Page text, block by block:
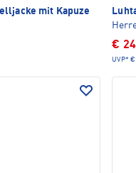
mit Kapuze
€
UVP* €